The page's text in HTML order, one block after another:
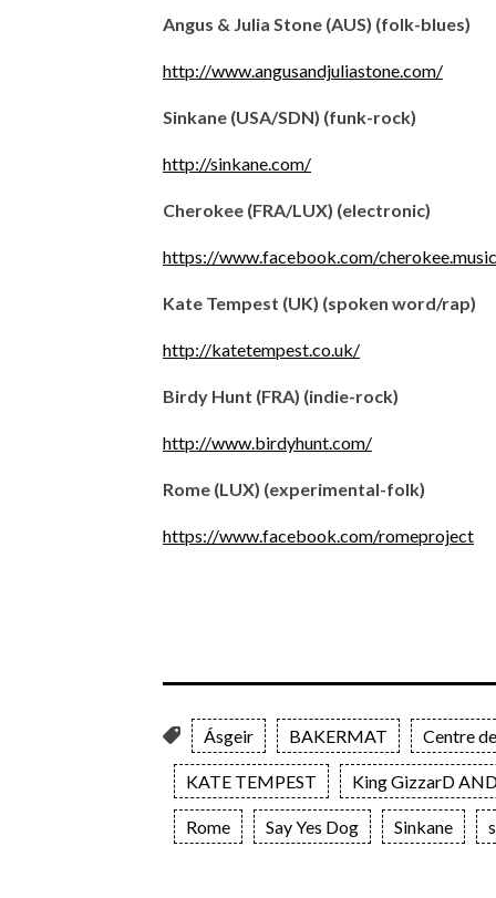
Angus & Julia Stone (AUS) (folk-blues)
http://www.angusandjuliastone.com/
Sinkane (USA/SDN) (funk-rock)
http://sinkane.com/
Cherokee (FRA/LUX) (electronic)
https://www.facebook.com/
Kate Tempest (UK) (spoken word/rap)
http://katetempest.co.uk/
Birdy Hunt (FRA) (indie-rock)
http://www.birdyhunt.com/
Rome (LUX) (experimental-folk)
https://www.facebook.com/romeproject
Ásgeir BAKERMAT Centre
KATE TEMPEST King GizzarD
Rome Say Yes Dog Sinkane